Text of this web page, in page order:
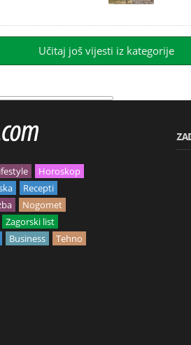
Učitaj još vijesti iz kategorije
Horoskop
Recepti
Nogomet
Zagorski list
Business
Tehno